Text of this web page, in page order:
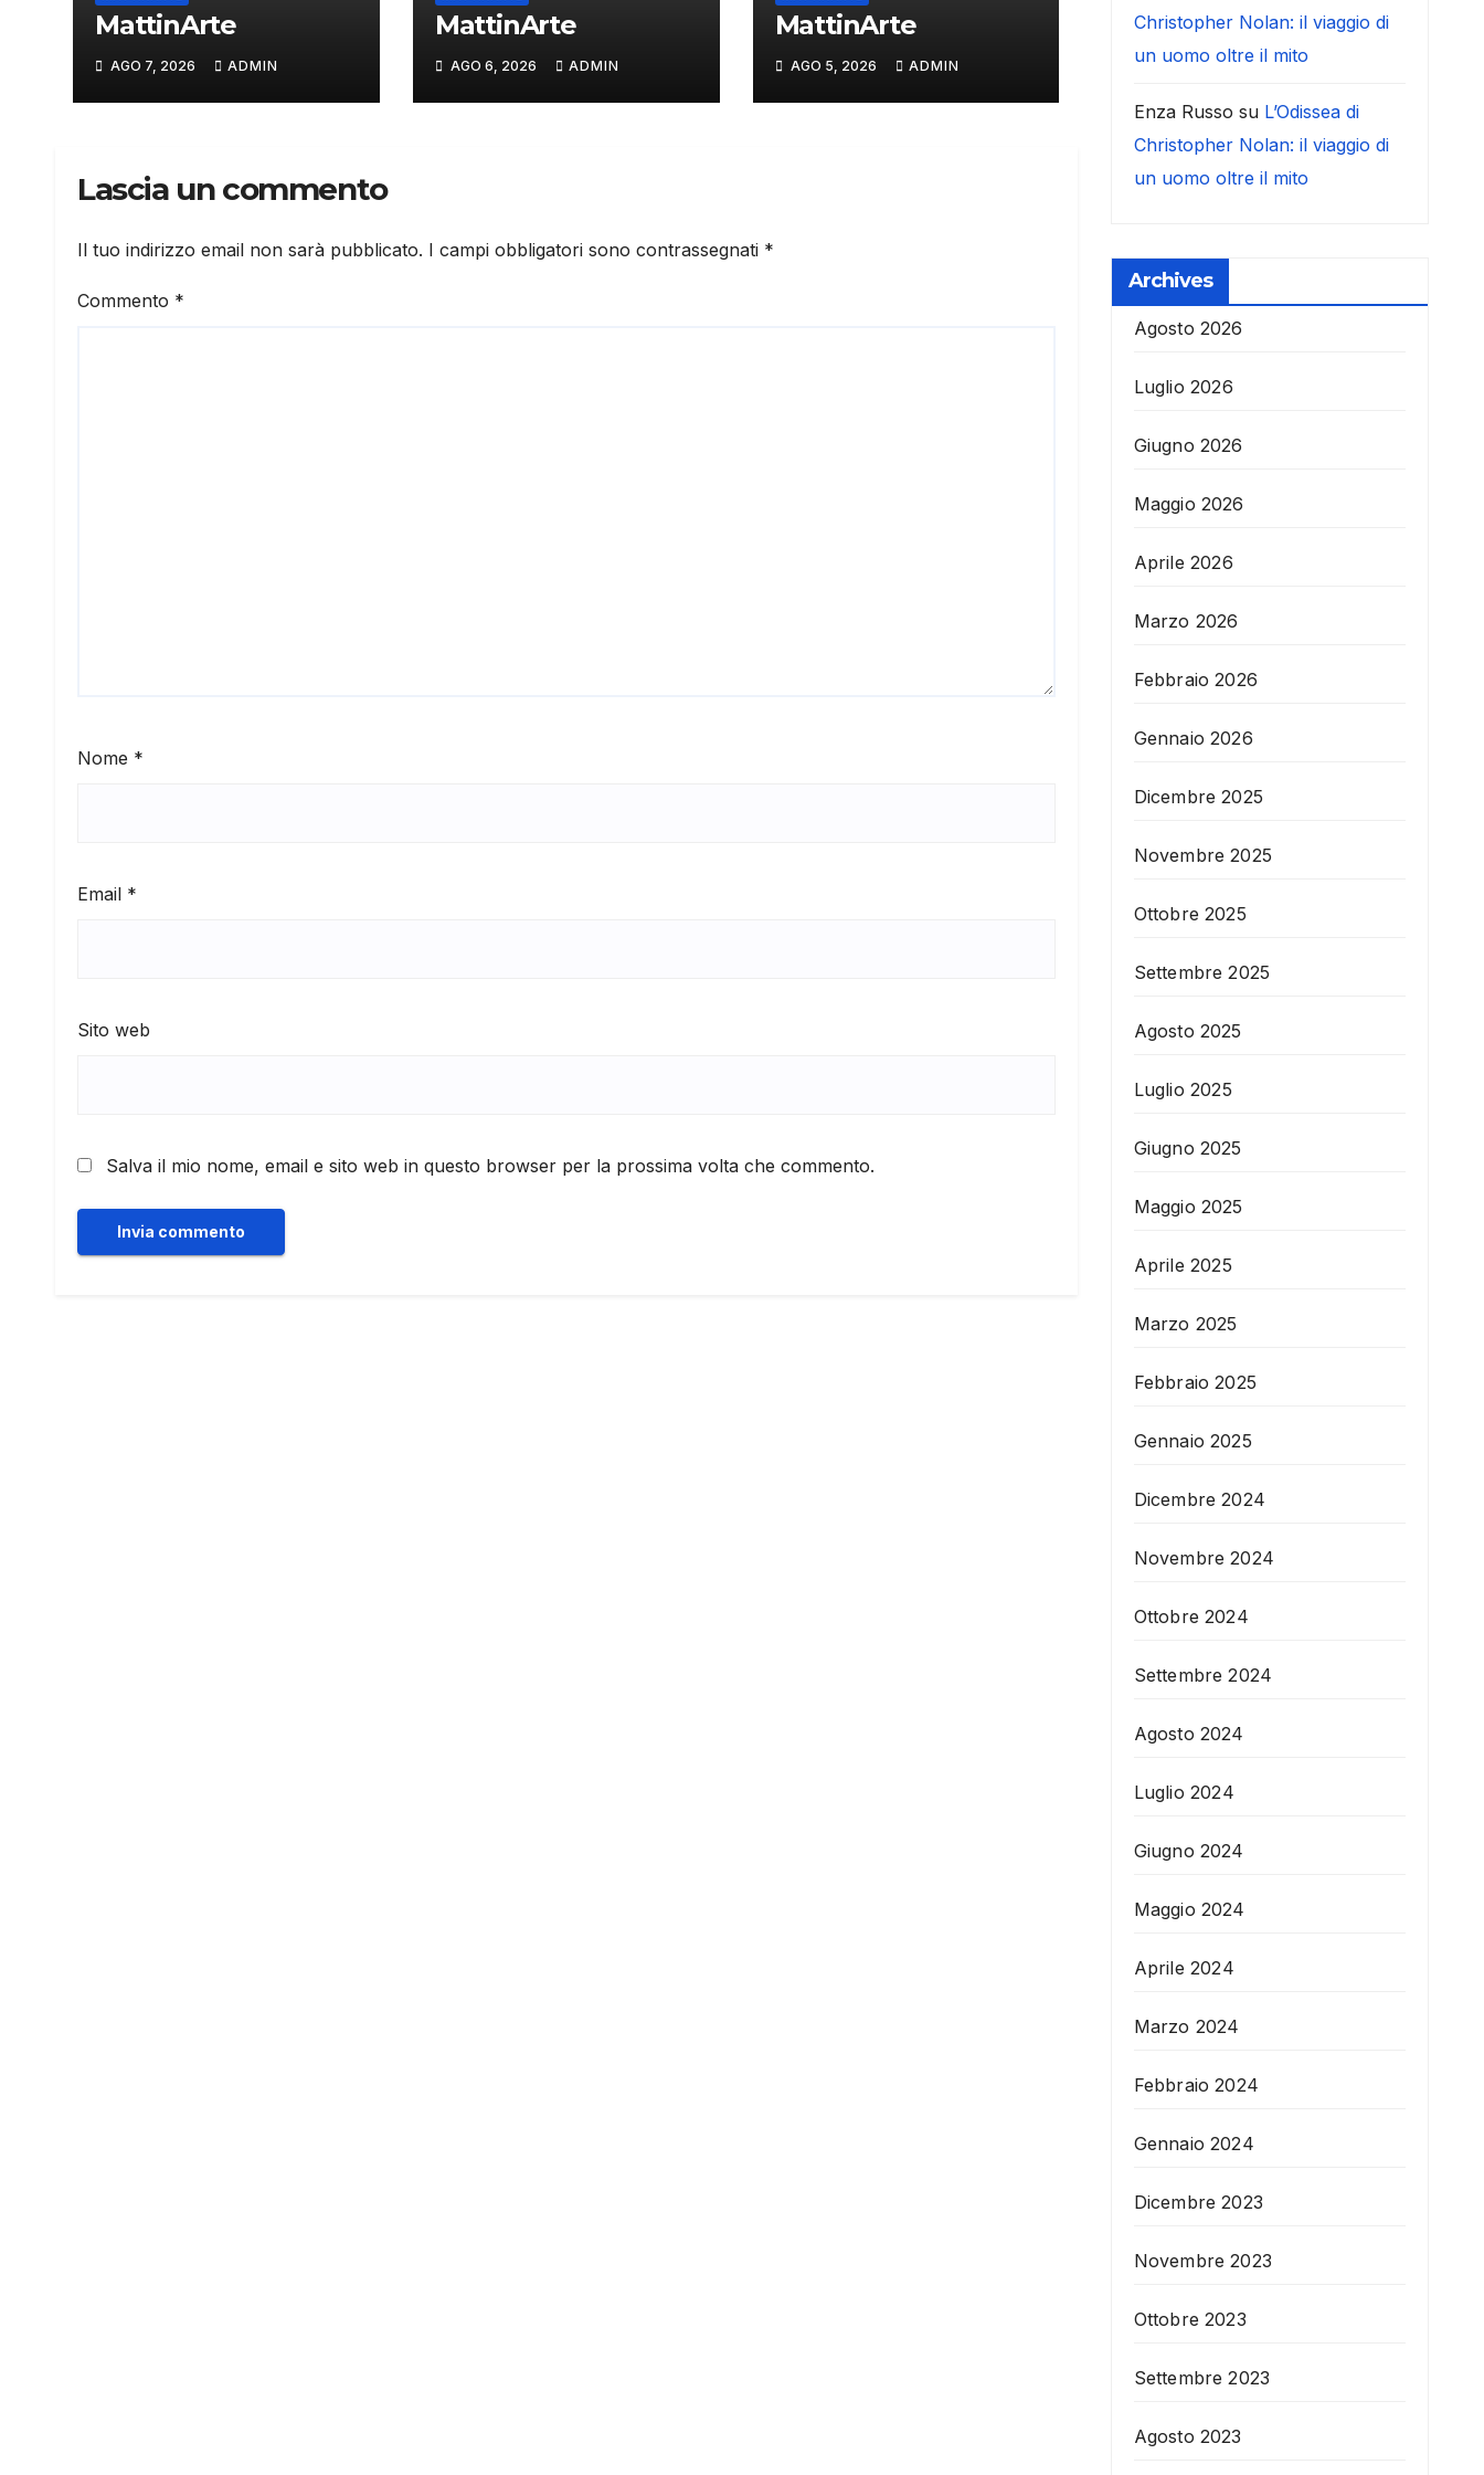
MattinArte
AGO 7, 2026 ADMIN
MattinArte
AGO 6, 2026 ADMIN
MattinArte
AGO 5, 2026 ADMIN
Lascia un commento
Il tuo indirizzo email non sarà pubblicato. I campi obbligatori sono contrassegnati *
Commento *
Nome *
Email *
Sito web
Salva il mio nome, email e sito web in questo browser per la prossima volta che commento.
Christopher Nolan: il viaggio di
un uomo oltre il mito
Enza Russo su L’Odissea di
Christopher Nolan: il viaggio di
un uomo oltre il mito
Archives
Agosto 2026
Luglio 2026
Giugno 2026
Maggio 2026
Aprile 2026
Marzo 2026
Febbraio 2026
Gennaio 2026
Dicembre 2025
Novembre 2025
Ottobre 2025
Settembre 2025
Agosto 2025
Luglio 2025
Giugno 2025
Maggio 2025
Aprile 2025
Marzo 2025
Febbraio 2025
Gennaio 2025
Dicembre 2024
Novembre 2024
Ottobre 2024
Settembre 2024
Agosto 2024
Luglio 2024
Giugno 2024
Maggio 2024
Aprile 2024
Marzo 2024
Febbraio 2024
Gennaio 2024
Dicembre 2023
Novembre 2023
Ottobre 2023
Settembre 2023
Agosto 2023